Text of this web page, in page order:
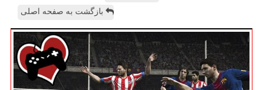
بازگشت به صفحه اصلی